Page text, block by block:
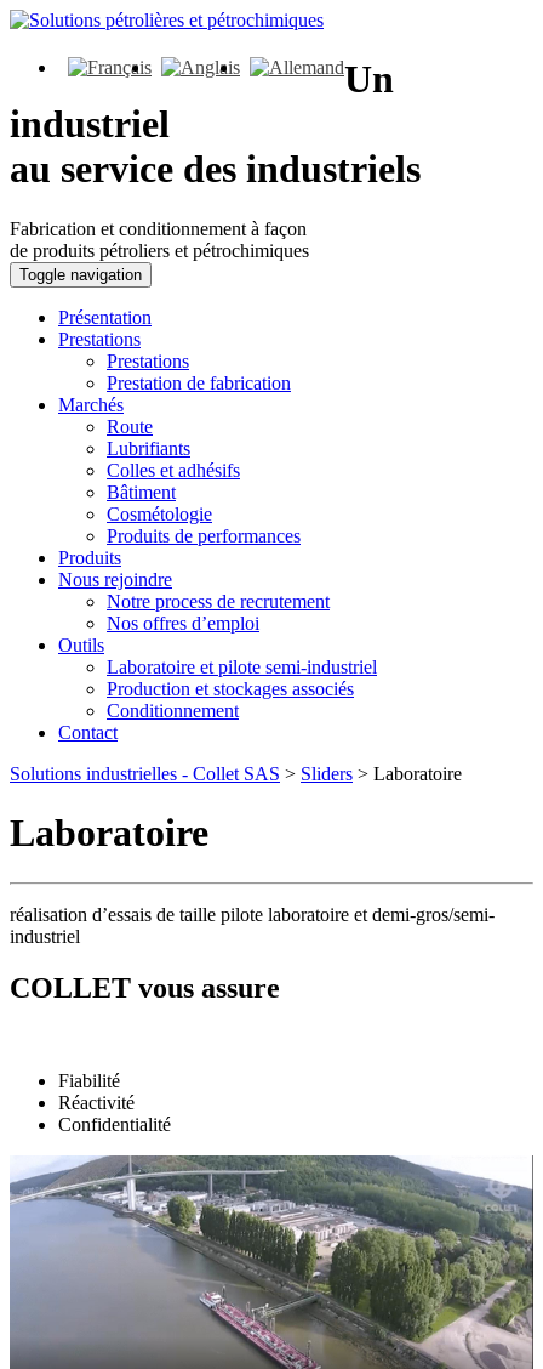
Un
industriel
au service des industriels
Fabrication et conditionnement à façon
de produits pétroliers et pétrochimiques
Toggle navigation
Présentation
Prestations
Prestations
Prestation de fabrication
Marchés
Route
Lubrifiants
Colles et adhésifs
Bâtiment
Cosmétologie
Produits de performances
Produits
Nous rejoindre
Notre process de recrutement
Nos offres d’emploi
Outils
Laboratoire et pilote semi-industriel
Production et stockages associés
Conditionnement
Contact
Solutions industrielles - Collet SAS > Sliders > Laboratoire
Laboratoire
réalisation d’essais de taille pilote laboratoire et demi-gros/semi-
industriel
COLLET vous assure
Fiabilité
Réactivité
Confidentialité